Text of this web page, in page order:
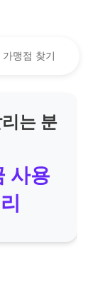
가맹점 찾기
는 분
사용